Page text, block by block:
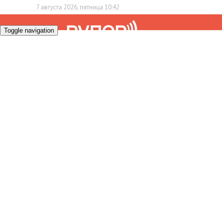
7 августа 2026, пятница 10:42
Toggle navigation